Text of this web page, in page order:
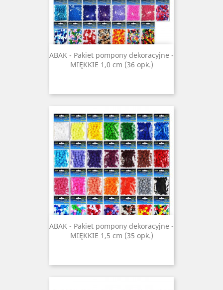
ABAK - Pakiet pompony dekoracyjne -
MIĘKKIE 1,0 cm (36 opk.)
ABAK - Pakiet pompony dekoracyjne -
MIĘKKIE 1,5 cm (35 opk.)